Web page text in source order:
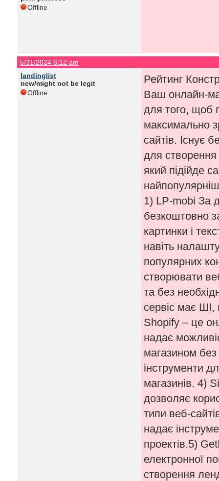
Offline
5/31/2024 6:12 am
landinglist
new/might not be legit
Offline
Рейтинг
Ваш онлайн-
для того, щоб
максимально
сайтів. Існує
для створення
який підійде
1) LP-mobi За
безкоштовно
картинки і
навіть
популярних
створювати
та без
сервіс має
Shopify – це
надає
магазином
інструменти
магазинів. 4)
дозволяє
типи веб-
надає
проектів.5)
електронної
створення